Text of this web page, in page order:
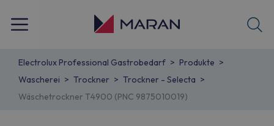
Electrolux Professional Gastrobedarf
Produkte
Wascherei
Trockner
Trockner - Selecta
Wäschetrockner T4900 (PNC 9875010019)